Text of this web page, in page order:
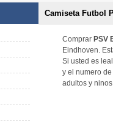
Camiseta Futbol
Comprar PSV
Eindhoven.
Si usted es
y el numero
adultos y